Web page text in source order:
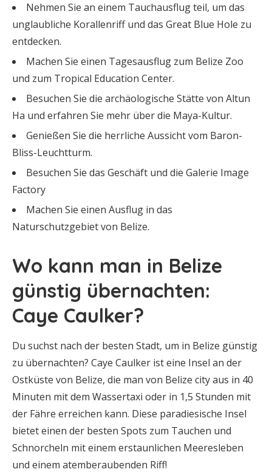
Nehmen Sie an einem Tauchausflug teil, um das
unglaubliche Korallenriff und das Great Blue Hole zu
entdecken.
Machen Sie einen Tagesausflug zum Belize Zoo
und zum Tropical Education Center.
Besuchen Sie die archäologische Stätte von Altun
Ha und erfahren Sie mehr über die Maya-Kultur.
Genießen Sie die herrliche Aussicht vom Baron-
Bliss-Leuchtturm.
Besuchen Sie das Geschäft und die Galerie Image
Factory
Machen Sie einen Ausflug in das
Naturschutzgebiet von Belize.
Wo kann man in Belize
günstig übernachten:
Caye Caulker?
Du suchst nach der besten Stadt, um in Belize günstig
zu übernachten? Caye Caulker ist eine Insel an der
Ostküste von Belize, die man von Belize city aus in 40
Minuten mit dem Wassertaxi oder in 1,5 Stunden mit
der Fähre erreichen kann. Diese paradiesische Insel
bietet einen der besten Spots zum Tauchen und
Schnorcheln mit einem erstaunlichen Meeresleben
und einem atemberaubenden Riff!